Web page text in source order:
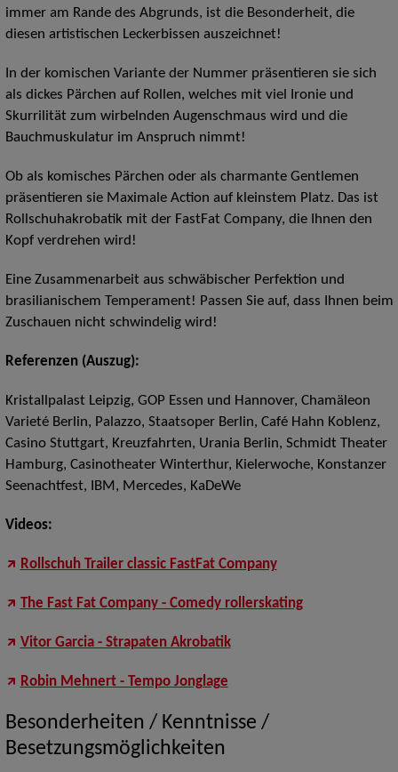
immer am Rande des Abgrunds, ist die Besonderheit, die
diesen artistischen Leckerbissen auszeichnet!
In der komischen Variante der Nummer präsentieren sie sich
als dickes Pärchen auf Rollen, welches mit viel Ironie und
Skurrilität zum wirbelnden Augenschmaus wird und die
Bauchmuskulatur im Anspruch nimmt!
Ob als komisches Pärchen oder als charmante Gentlemen
präsentieren sie Maximale Action auf kleinstem Platz. Das ist
Rollschuhakrobatik mit der FastFat Company, die Ihnen den
Kopf verdrehen wird!
Eine Zusammenarbeit aus schwäbischer Perfektion und
brasilianischem Temperament! Passen Sie auf, dass Ihnen beim
Zuschauen nicht schwindelig wird!
Referenzen (Auszug):
Kristallpalast Leipzig, GOP Essen und Hannover, Chamäleon
Varieté Berlin, Palazzo, Staatsoper Berlin, Café Hahn Koblenz,
Casino Stuttgart, Kreuzfahrten, Urania Berlin, Schmidt Theater
Hamburg, Casinotheater Winterthur, Kielerwoche, Konstanzer
Seenachtfest, IBM, Mercedes, KaDeWe
Videos:
Rollschuh Trailer classic FastFat Company
The Fast Fat Company - Comedy rollerskating
Vitor Garcia - Strapaten Akrobatik
Robin Mehnert - Tempo Jonglage
Besonderheiten / Kenntnisse /
Besetzungsmöglichkeiten